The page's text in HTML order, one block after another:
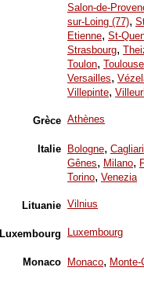
Salon-de-
sur-Loing (77),
Etienne, St-
Strasbourg,
Toulon, Toulouse
Versailles,
Villepinte,
Grèce Athènes
Italie Bologne, Cagliari
Gênes, Milano,
Torino, Venezia
Lituanie Vilnius
Luxembourg Luxembourg
Monaco Monaco, Monte-